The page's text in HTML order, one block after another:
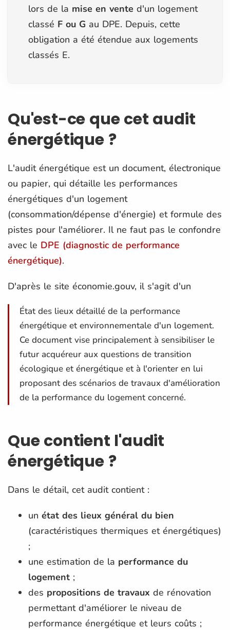
lors de la mise en vente d'un logement
classé F ou G au DPE. Depuis, cette
obligation a été étendue aux logements
classés E.
Qu'est-ce que cet audit
énergétique ?
L'audit énergétique est un document, électronique
ou papier, qui détaille les performances
énergétiques d'un logement
(consommation/dépense d'énergie) et formule des
pistes pour l'améliorer. Il ne faut pas le confondre
avec le DPE (diagnostic de performance
énergétique).
D'après le site économie.gouv, il s'agit d'un
État des lieux détaillé de la performance
énergétique et environnementale d'un logement.
Ce document vise principalement à sensibiliser le
futur acquéreur aux questions de transition
écologique et énergétique et à l'orienter en lui
proposant des scénarios de travaux d'amélioration
de la performance du logement concerné.
Que contient l'audit
énergétique ?
Dans le détail, cet audit contient :
un état des lieux général du bien
(caractéristiques thermiques et énergétiques)
;
une estimation de la performance du
logement ;
des propositions de travaux de rénovation
permettant d'améliorer le niveau de
performance énergétique et leurs coûts ;